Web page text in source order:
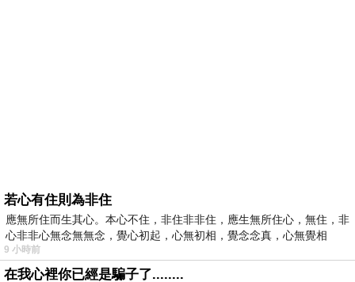
若心有住則為非住
應無所住而生其心。本心不住，非住非非住，應生無所住心，無住，非
心非非心無念無無念，覺心初起，心無初相，覺念念真，心無覺相
9 小時前
在我心裡你已經是騙子了........